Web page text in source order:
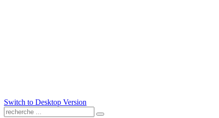
Switch to Desktop Version